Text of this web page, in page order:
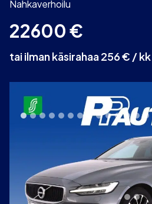
Nahkaverhoilu
22600€
tai ilman käsirahaa 256 € / kk